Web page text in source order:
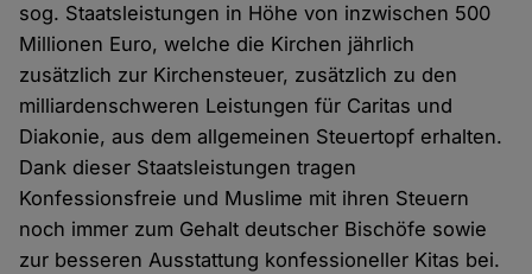
sog. Staatsleistungen in Höhe von inzwischen 500
Millionen Euro, welche die Kirchen jährlich
zusätzlich zur Kirchensteuer, zusätzlich zu den
milliardenschweren Leistungen für Caritas und
Diakonie, aus dem allgemeinen Steuertopf erhalten.
Dank dieser Staatsleistungen tragen
Konfessionsfreie und Muslime mit ihren Steuern
noch immer zum Gehalt deutscher Bischöfe sowie
zur besseren Ausstattung konfessioneller Kitas bei.